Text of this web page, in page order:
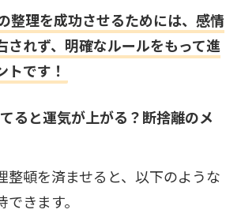
整理を成功させるためには、感情
されず、明確なルールをもって進
トです！
ると運気が上がる？断捨離のメ
整頓を済ませると、以下のような
きます。